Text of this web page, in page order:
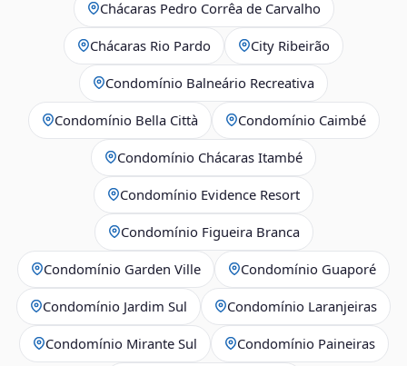
Chácaras Pedro Corrêa de Carvalho
Chácaras Rio Pardo City Ribeirão
Condomínio Balneário Recreativa
Condomínio Bella Città Condomínio Caimbé
Condomínio Chácaras Itambé
Condomínio Evidence Resort
Condomínio Figueira Branca
Condomínio Garden Ville Condomínio Guaporé
Condomínio Jardim Sul Condomínio Laranjeiras
Condomínio Mirante Sul Condomínio Paineiras